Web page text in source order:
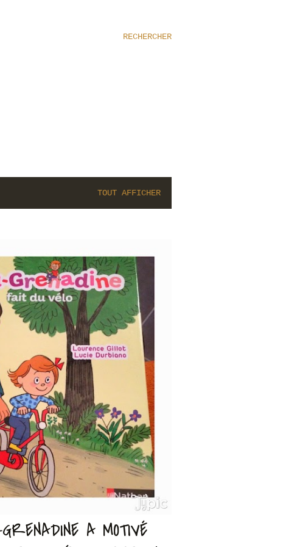
RECHERCHER
TOUT AFFICHER
A MOTIVÉ